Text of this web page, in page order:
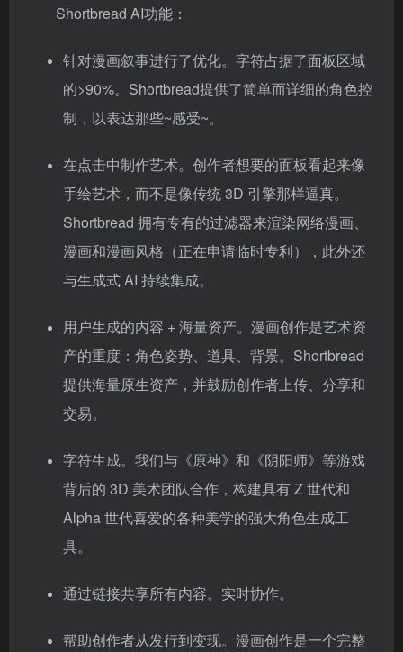
Shortbread AI功能：
针对漫画叙事进行了优化。字符占据了面板区域
的>90%。Shortbread提供了简单而详细的角色控
制，以表达那些~感受~。
在点击中制作艺术。创作者想要的面板看起来像
手绘艺术，而不是像传统 3D 引擎那样逼真。
Shortbread 拥有专有的过滤器来渲染网络漫画、
漫画和漫画风格（正在申请临时专利），此外还
与生成式 AI 持续集成。
用户生成的内容 + 海量资产。漫画创作是艺术资
产的重度：角色姿势、道具、背景。Shortbread
提供海量原生资产，并鼓励创作者上传、分享和
交易。
字符生成。我们与《原神》和《阴阳师》等游戏
背后的 3D 美术团队合作，构建具有 Z 世代和
Alpha 世代喜爱的各种美学的强大角色生成工
具。
通过链接共享所有内容。实时协作。
帮助创作者从发行到变现。漫画创作是一个完整